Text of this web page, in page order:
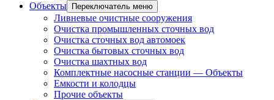
Объекты
Переключатель меню
Ливневые очистные сооружения
Очистка промышленных сточных вод
Очистка сточных вод автомоек
Очистка бытовых сточных вод
Очистка шахтных вод
Комплектные насосные станции — Объекты
Емкости и колодцы
Прочие объекты